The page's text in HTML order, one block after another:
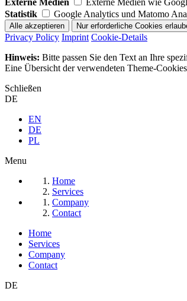
Externe Medien
Externe Medien wie
Statistik
Google Analytics und Matomo
Privacy Policy Imprint Cookie-Details
Hinweis: Bitte passen Sie den Text an Ihre
Eine Übersicht der verwendeten Theme-
Schließen
DE
EN
DE
PL
Menu
Home
Services
Company
Contact
Home
Services
Company
Contact
DE